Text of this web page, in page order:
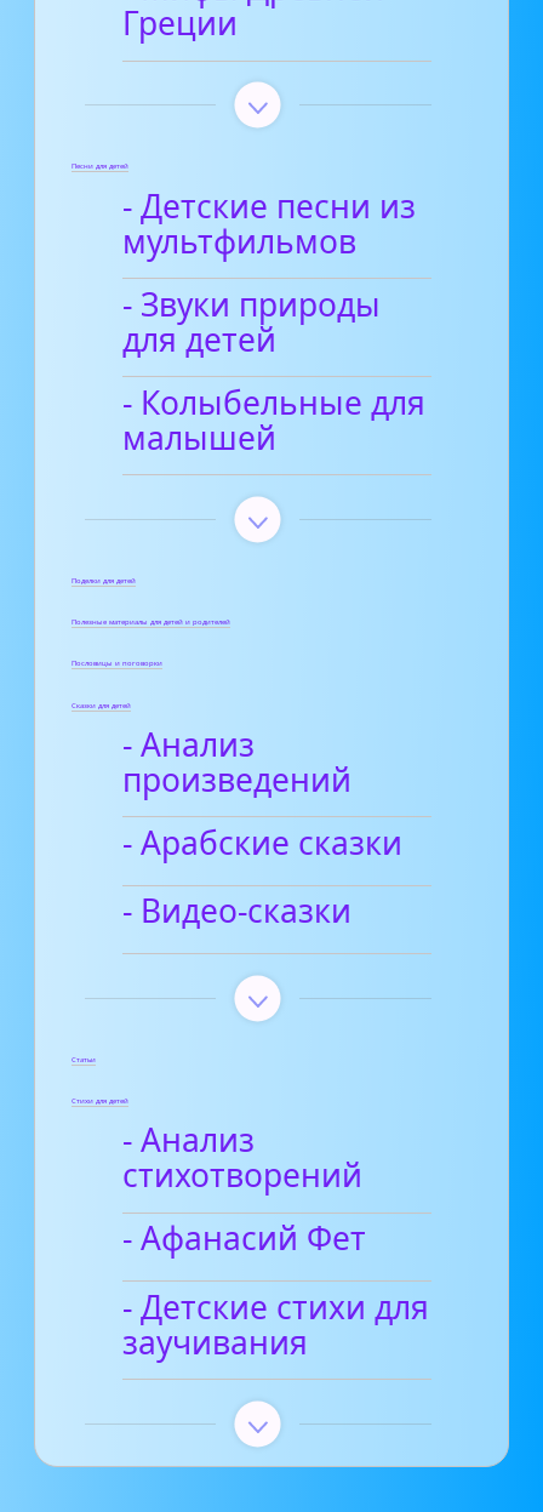
Греции
Песни для детей
- Детские песни из
мультфильмов
- Звуки природы
для детей
- Колыбельные для
малышей
Поделки для детей
Полезные материалы для детей и родителей
Пословицы и поговорки
Сказки для детей
- Анализ
произведений
- Арабские сказки
- Видео-сказки
Статьи
Стихи для детей
- Анализ
стихотворений
- Афанасий Фет
- Детские стихи для
заучивания